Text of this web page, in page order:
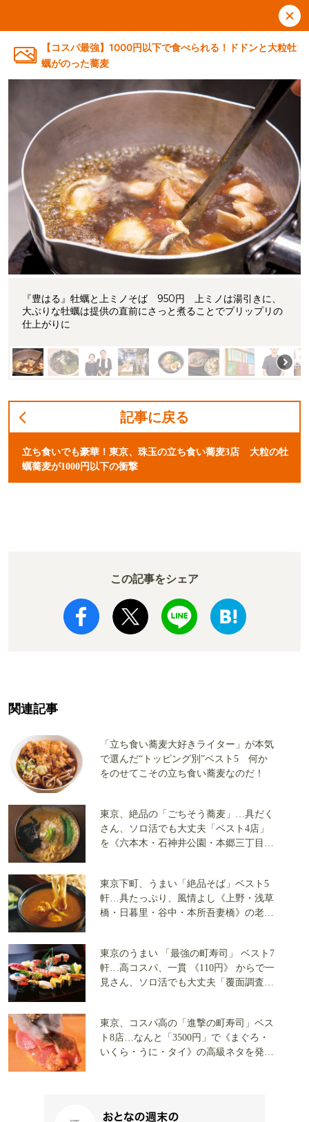
【コスパ最強】1000円以下で食べられる！ドドンと大粒牡
蠣がのった蕎麦
『豊はる』牡蠣と上ミノそば 950円 上ミノは湯引きに、
大ぶりな牡蠣は提供の直前にさっと煮ることでプリップリの
仕上がりに
記事に戻る
立ち食いでも豪華！東京、珠玉の立ち食い蕎麦3店 大粒の牡
蠣蕎麦が1000円以下の衝撃
この記事をシェア
関連記事
「立ち食い蕎麦大好きライター」が本気
で選んだ“トッピング別”ベスト5 何か
をのせてこその立ち食い蕎麦なのだ！
東京、絶品の「ごちそう蕎麦」…具だく
さん、ソロ活でも大丈夫「ベスト4店」
を《六本木・石神井公園・本郷三丁目・
東京下町、うまい「絶品そば」ベスト5
軒…具たっぷり、風情よし《上野・浅草
橋・日暮里・谷中・本所吾妻橋》の老舗
東京のうまい 「最強の町寿司」 ベスト7
軒…高コスパ、一貫 《110円》 からで一
見さん、ソロ活でも大丈夫「覆面調査隊
東京、コスパ高の「進撃の町寿司」ベス
ト8店…なんと「3500円」で《まぐろ・
いくら・うに・タイ》の高級ネタを発